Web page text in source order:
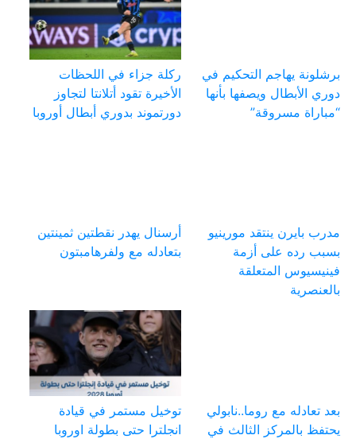
برشلونة يهاجم التحكيم في
دوري الأبطال ويصفها بأنها
“مباراة مسروقة”
ركلة جزاء في اللحظات
الأخيرة تقود أتلانتا لتجاوز
دورتموند بدوري أبطال أوروبا
مدرب بايرن ينتقد مورينيو
بسبب رده على أزمة
فينيسيوس المتعلقة
بالعنصرية
أرسنال يهدر نقطتين ثمينتين
بتعادله مع ولفرهامبتون
بعد تعادله مع روما..نابولي
يحتفظ بالمركز الثالث في
توخيل مستمر في قيادة
انجلترا حتى بطولة اوروبا